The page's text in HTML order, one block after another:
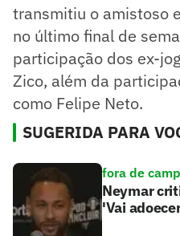
transmitiu o amistoso
no último final de
participação dos ex-
Zico, além da
como Felipe Neto.
SUGERIDA PARA
fora de
Neymar
'Vai